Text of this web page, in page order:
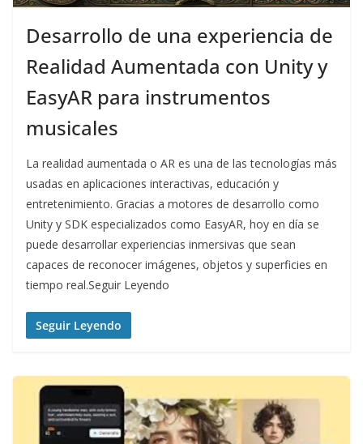
Desarrollo de una experiencia de
Realidad Aumentada con Unity y
EasyAR para instrumentos
musicales
La realidad aumentada o AR es una de las tecnologías más
usadas en aplicaciones interactivas, educación y
entretenimiento. Gracias a motores de desarrollo como
Unity y SDK especializados como EasyAR, hoy en día se
puede desarrollar experiencias inmersivas que sean
capaces de reconocer imágenes, objetos y superficies en
tiempo real.Seguir Leyendo
Seguir Leyendo